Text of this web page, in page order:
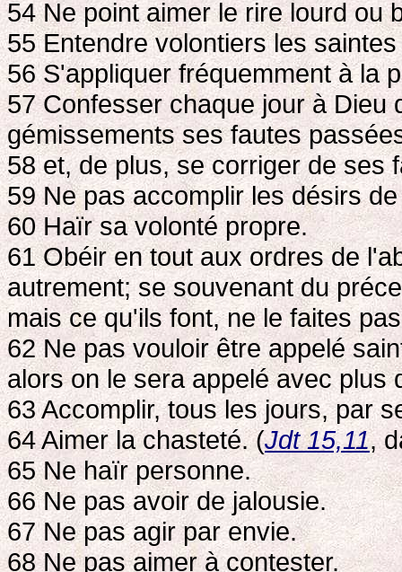
54 Ne point aimer le rire lourd ou
55 Entendre volontiers les
56 S'appliquer fréquemment à la
57 Confesser chaque jour à Dieu
gémissements ses fautes
58 et, de plus, se corriger de ses
59 Ne pas accomplir les désirs
60 Haïr sa volonté propre.
61 Obéir en tout aux ordres de
autrement; se souvenant du
mais ce qu'ils font, ne le faites
62 Ne pas vouloir être appelé
alors on le sera appelé avec plus
63 Accomplir, tous les jours, par
64 Aimer la chasteté. (Jdt 15,11,
65 Ne haïr personne.
66 Ne pas avoir de jalousie.
67 Ne pas agir par envie.
68 Ne pas aimer à contester.